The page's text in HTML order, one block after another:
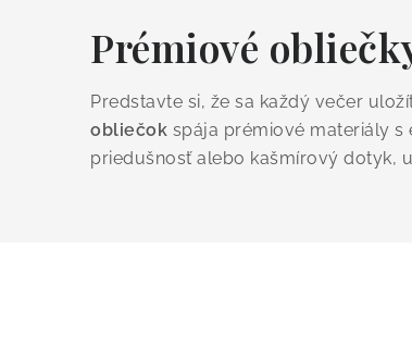
Prémiové
Predstavte si, že sa každý večer
obliečok spája prémiové materiály s
priedušnosť alebo kašmírový dotyk,